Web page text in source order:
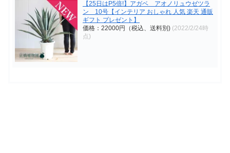
【25日はP5倍!】アガベ アオノリュウゼツラ
ン 10号【インテリア おしゃれ 人気 楽天 通販
ギフト プレゼント】
価格：22000円（税込、送料別) (2022/2/24時
点)